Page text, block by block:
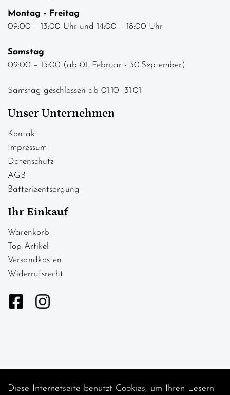
Montag - Freitag
09:00 – 13:00 Uhr und 14:00 – 18:00 Uhr
Samstag
09:00 – 13:00 (ab 01. Februar - 30.September)
Samstag geschlossen ab 01.10 -31.01
Unser Unternehmen
Kontakt
Impressum
Datenschutz
AGB
Batterieentsorgung
Ihr Einkauf
Warenkorb
Top Artikel
Versandkosten
Widerrufsrecht
Diese Internetseite benutzt Cookies, um Ihren Lesern